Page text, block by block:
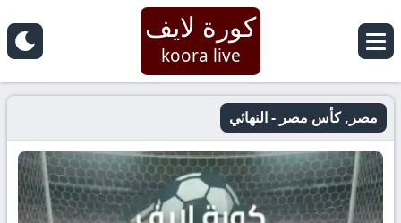
كورة لايف
koora live
مصر, كأس مصر - النهائي